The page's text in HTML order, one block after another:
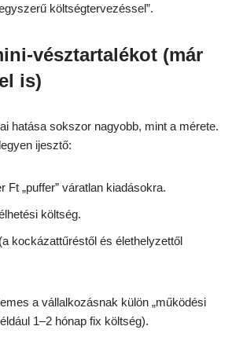
költségtervezéssel”.
vésztartalékot (már
is)
hatása sokszor nagyobb, mint a mérete.
ijesztő:
Ft „puffer” váratlan kiadásokra.
költség.
kockázattűréstől és élethelyzettől
a vállalkozásnak külön „működési
1–2 hónap fix költség).